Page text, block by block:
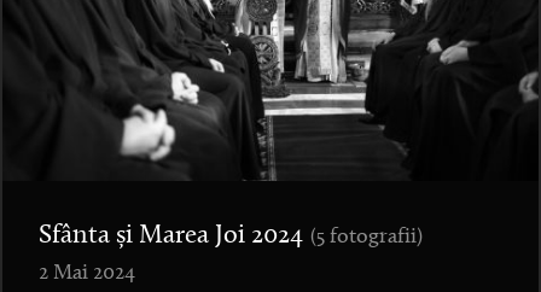
Sfânta și Marea Joi 2024 (5 fotografii)
2 Mai 2024